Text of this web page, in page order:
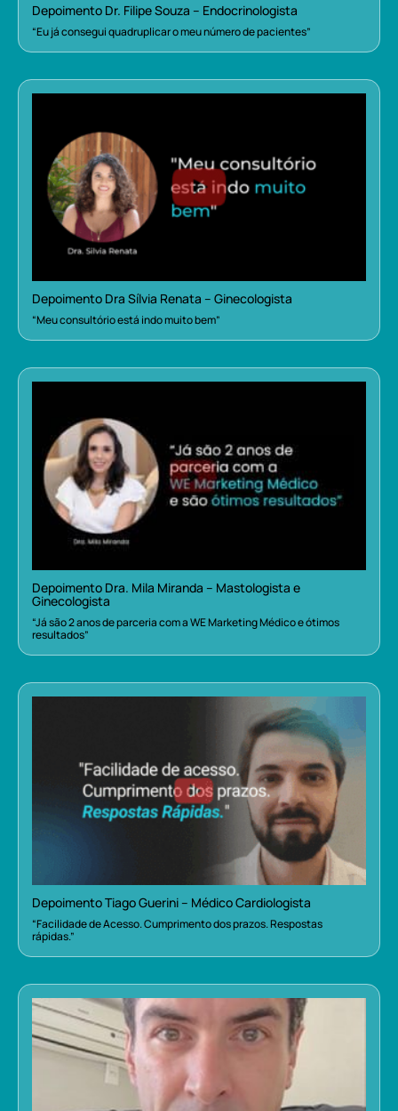
Depoimento Dr. Filipe Souza – Endocrinologista
“Eu já consegui quadruplicar o meu número de pacientes”
Depoimento Dra Sílvia Renata – Ginecologista
“Meu consultório está indo muito bem”
Depoimento Dra. Mila Miranda – Mastologista e
Ginecologista
“Já são 2 anos de parceria com a WE Marketing Médico e ótimos
resultados”
Depoimento Tiago Guerini – Médico Cardiologista
“Facilidade de Acesso. Cumprimento dos prazos. Respostas
rápidas.”